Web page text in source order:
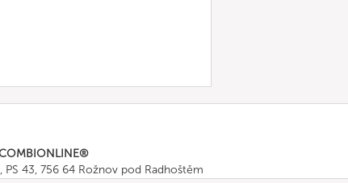
PS 43, 756 64 Rožnov pod Radhoštěm